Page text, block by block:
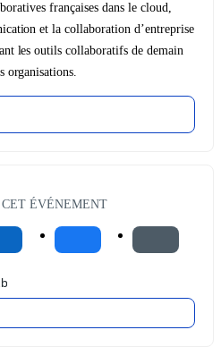
françaises dans le cloud,
et la collaboration d’entreprise
les outils collaboratifs de demain
organisations.
CET ÉVÉNEMENT